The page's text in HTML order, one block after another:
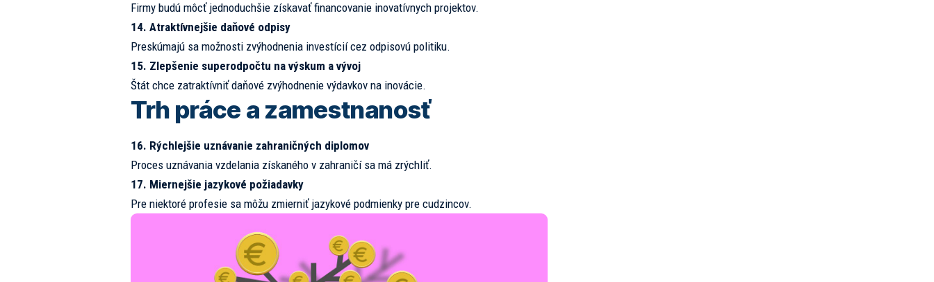
Firmy budú môcť jednoduchšie získavať financovanie inovatívnych projektov.
14. Atraktívnejšie daňové odpisy
Preskúmajú sa možnosti zvýhodnenia investícií cez odpisovú politiku.
15. Zlepšenie superodpočtu na výskum a vývoj
Štát chce zatraktívniť daňové zvýhodnenie výdavkov na inovácie.
Trh práce a zamestnanosť
16. Rýchlejšie uznávanie zahraničných diplomov
Proces uznávania vzdelania získaného v zahraničí sa má zrýchliť.
17. Miernejšie jazykové požiadavky
Pre niektoré profesie sa môžu zmierniť jazykové podmienky pre cudzincov.